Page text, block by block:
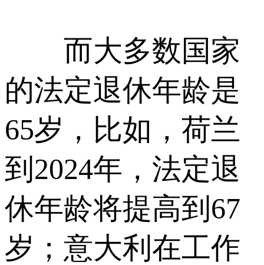
而大多数国家
的法定退休年龄是
65岁，比如，荷兰
到2024年，法定退
休年龄将提高到67
岁；意大利在工作